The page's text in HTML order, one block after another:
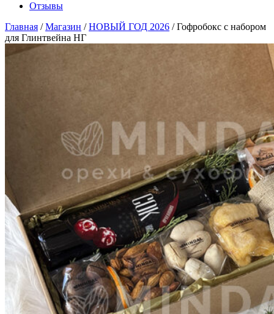
Отзывы
Главная /Магазин /НОВЫЙ ГОД 2026 /Гофробокс с набором
для Глинтвейна НГ